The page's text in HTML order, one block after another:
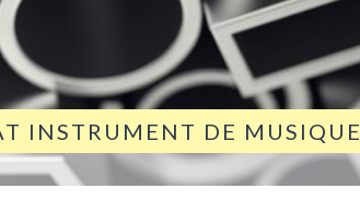
INSTRUMENT DE MUSIQUE